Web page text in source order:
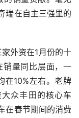
瑞在自主三强里的
外资在1月份的十
量同比层面，一
在10%左右。老牌
众丰田的核心车
在春节期间的消费